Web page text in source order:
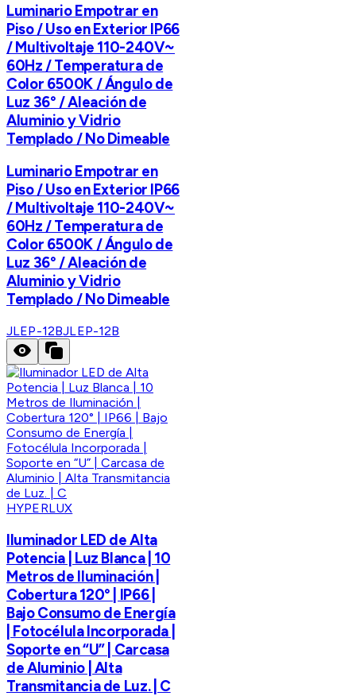
Luminario Empotrar en
Piso / Uso en Exterior IP66
/ Multivoltaje 110-240V~
60Hz / Temperatura de
Color 6500K / Ángulo de
Luz 36° / Aleación de
Aluminio y Vidrio
Templado / No Dimeable
Luminario Empotrar en
Piso / Uso en Exterior IP66
/ Multivoltaje 110-240V~
60Hz / Temperatura de
Color 6500K / Ángulo de
Luz 36° / Aleación de
Aluminio y Vidrio
Templado / No Dimeable
JLEP-12BJLEP-12B
HYPERLUX
Iluminador LED de Alta
Potencia | Luz Blanca | 10
Metros de Iluminación |
Cobertura 120° | IP66 |
Bajo Consumo de Energía
| Fotocélula Incorporada |
Soporte en “U” | Carcasa
de Aluminio | Alta
Transmitancia de Luz. | C